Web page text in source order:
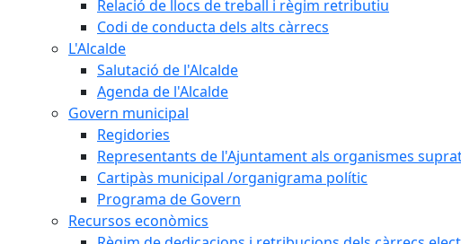
Relació de llocs de treball i règim retributiu
Codi de conducta dels alts càrrecs
L'Alcalde
Salutació de l'Alcalde
Agenda de l'Alcalde
Govern municipal
Regidories
Representants de l'Ajuntament als organismes
Cartipàs municipal /organigrama polític
Programa de Govern
Recursos econòmics